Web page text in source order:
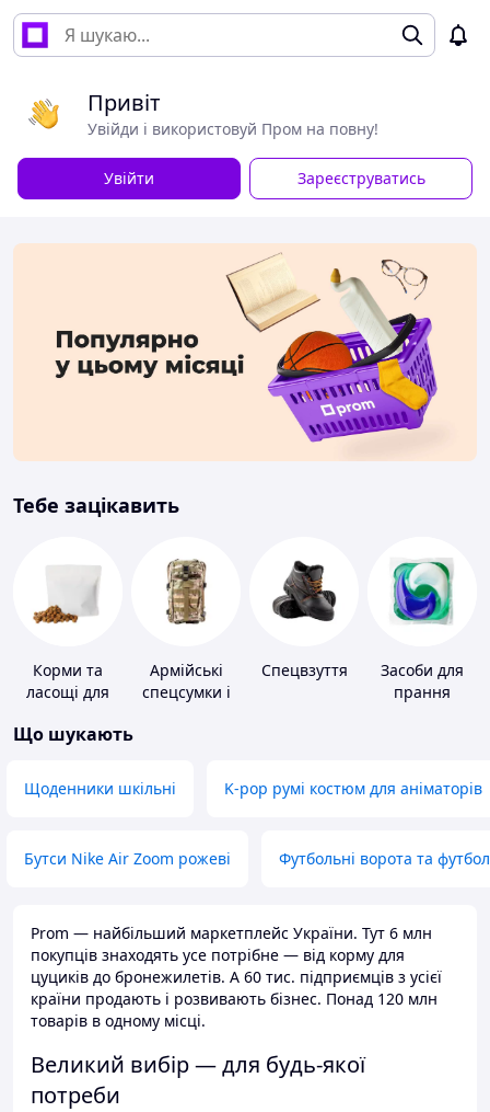
Привіт
Увійди і використовуй Пром на повну!
Увійти Зареєструватись
Тебе зацікавить
Корми та
ласощі для
тварин і
Армійські
спецсумки і
Спецвзуття
Засоби для
прання
Що шукають
Щоденники шкільні K-pop румі костюм для аніматорів
Бутси Nike Air Zoom рожеві Футбольні ворота та
Prom — найбільший маркетплейс України. Тут 6 млн
покупців знаходять усе потрібне — від корму для
цуциків до бронежилетів. А 60 тис. підприємців з усієї
країни продають і розвивають бізнес. Понад 120 млн
товарів в одному місці.
Великий вибір — для будь-якої
потреби